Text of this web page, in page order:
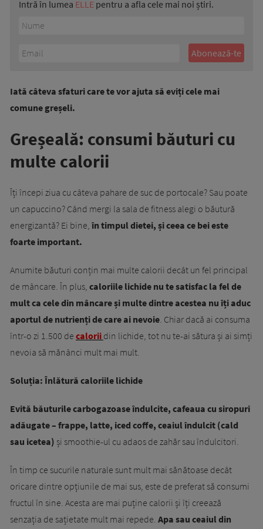
Intră în lumea ELLE pentru a afla cele mai noi știri.
Iată câteva sfaturi care te vor ajuta să eviți cele mai
comune greșeli.
Greșeală: consumi băuturi cu
multe calorii
Îți începi ziua cu câteva pahare de suc de portocale? Sau poate
un capuccino? Când mergi la sala de fitness alegi o băutură
energizantă? Ei bine, în timpul dietei, și ceea ce bei este
foarte important.
Anumite băuturi conțin mai multe calorii decât un fel principal
de mâncare. În plus, caloriile lichide nu te satisfac la fel de
mult ca cele din mâncare și multe dintre acestea nu îți aduc
aportul de nutrienți de care ai nevoie. Chiar dacă ai consuma
într-o zi 1.500 de calorii din lichide, tot nu te-ai sătura și ai simți
nevoia să mănânci mult mai mult.
Soluția: Înlătură caloriile lichide
Evită băuturile carbogazoase îndulcite, cafeaua cu siropuri
adăugate – frappe, latte, iced coffe, ceaiul îndulcit (cald
sau icetea) și smoothie-ul cu adaos de zahăr sau îndulcitori.
În timp ce sucurile naturale sunt mult mai sănătoase decât
oricare dintre opțiunile de mai sus, este de preferat să consumi
fructul în sine. Acesta are mai puține calorii și îți creează
senzația de sațietate mult mai repede. Apa sau ceaiul din